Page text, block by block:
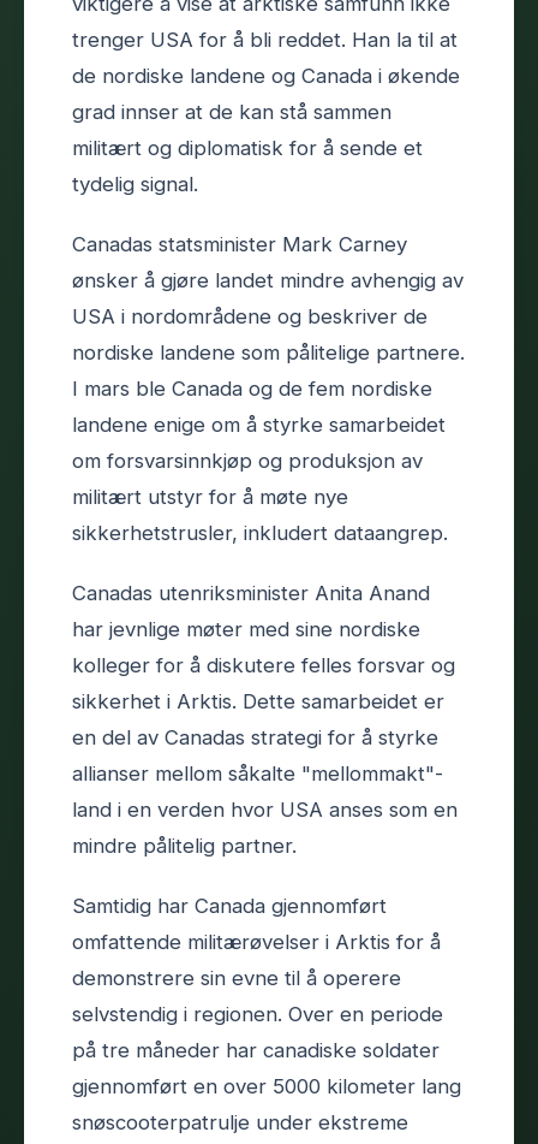
trenger USA for å bli reddet. Han la til at
de nordiske landene og Canada i økende
grad innser at de kan stå sammen
militært og diplomatisk for å sende et
tydelig signal.
Canadas statsminister Mark Carney
ønsker å gjøre landet mindre avhengig av
USA i nordområdene og beskriver de
nordiske landene som pålitelige partnere.
I mars ble Canada og de fem nordiske
landene enige om å styrke samarbeidet
om forsvarsinnkjøp og produksjon av
militært utstyr for å møte nye
sikkerhetstrusler, inkludert dataangrep.
Canadas utenriksminister Anita Anand
har jevnlige møter med sine nordiske
kolleger for å diskutere felles forsvar og
sikkerhet i Arktis. Dette samarbeidet er
en del av Canadas strategi for å styrke
allianser mellom såkalte "mellommakt"-
land i en verden hvor USA anses som en
mindre pålitelig partner.
Samtidig har Canada gjennomført
omfattende militærøvelser i Arktis for å
demonstrere sin evne til å operere
selvstendig i regionen. Over en periode
på tre måneder har canadiske soldater
gjennomført en over 5000 kilometer lang
snøscooterpatrulje under ekstreme